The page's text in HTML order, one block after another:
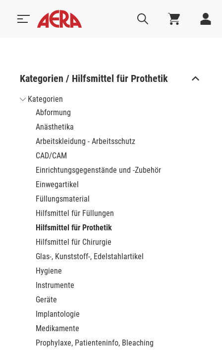
Kategorien / Hilfsmittel für Prothetik
Kategorien
Abformung
Anästhetika
Arbeitskleidung - Arbeitsschutz
CAD/CAM
Einrichtungsgegenstände und -Zubehör
Einwegartikel
Füllungsmaterial
Hilfsmittel für Füllungen
Hilfsmittel für Prothetik
Hilfsmittel für Chirurgie
Glas-, Kunststoff-, Edelstahlartikel
Hygiene
Instrumente
Geräte
Implantologie
Medikamente
Prophylaxe, Patienteninfo, Bleaching